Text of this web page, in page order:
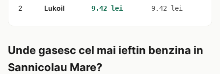
2 Lukoil 9.42 lei 9.42 lei
Unde gasesc cel mai ieftin benzina in
Sannicolau Mare?